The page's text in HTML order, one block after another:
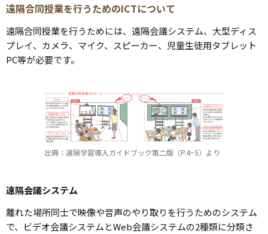
遠隔合同授業を行うためのICTについて
遠隔合同授業を行うためには、遠隔会議システム、大型ディス
プレイ、カメラ、マイク、スピーカー、児童生徒用タブレット
PC等が必要です。
出典：遠隔学習導入ガイドブック第二版（P.4~5）より
遠隔会議システム
離れた場所同士で映像や音声のやり取りを行うためのシステム
で、ビデオ会議システムとWeb会議システムの2種類に分類さ